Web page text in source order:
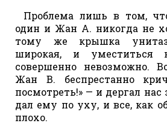
Проблема лишь в том,
один и Жан А. никогда не
тому же крышка
широкая, и уместиться
совершенно невозможно.
Жан В. беспрестанно
посмотреть!» — и дергал
дал ему по уху, и все, как
плохо.